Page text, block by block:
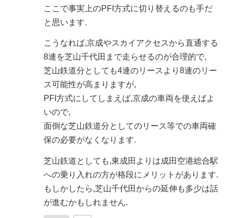
ここで事実上のPFI方式に切り替えるのも手だ
と思います.
こうなれば,京成やスカイアクセスから直通する
8連を芝山千代田まで走らせるのが合理的で,
芝山鉄道分としても4連のリースより8連のリー
ス可能性が高まりますが,
PFI方式にしてしまえば,京成の車両を使えばよ
いので,
面倒な芝山鉄道分としてのリース等での車両確
保の必要がなくなります.
芝山鉄道としても,東成田よりは成田空港総合駅
への乗り入れの方が格段にメリットがあります.
もしかしたら,芝山千代田からの延伸も多少は話
が進むかもしれません.